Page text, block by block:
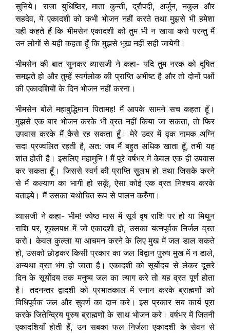
सुनिये। राजा युधिष्ठिर, माता कुन्ती, द्रौपदी, अर्जुन, नकुल और
सहदेव, ये एकादशी को कभी भोजन नहीं करते तथा मुझसे भी हमेशा
यही कहते हैं कि भीमसेन एकादशी को तुम भी न खाया करो परन्तु मैं
उन लोगों से यही कहता हूँ कि मुझसे भूख नहीं सही जायेगी।
भीमसेन की बात सुनकर व्यासजी ने कहा- यदि तुम नरक को दूषित
समझते हो और तुम्हें स्वर्गलोक की प्राप्ति अभीष्ट है और तो दोनों पक्षों
की एकादशियों के दिन भोजन नहीं करना।
भीमसेन बोले महाबुद्धिमान पितामह! मैं आपके सामने सच कहता हूँ।
मुझसे एक बार भोजन करके भी व्रत नहीं किया जा सकता, तो फिर
उपवास करके मैं कैसे रह सकता हूँ। मेरे उदर में वृक नामक अग्नि
सदा प्रज्वलित रहती है, अत: जब मैं बहुत अधिक खाता हूँ, तभी यह
शांत होती है। इसलिए महामुनि ! मैं पूरे वर्षभर में केवल एक ही उपवास
कर सकता हूँ। जिससे स्वर्ग की प्राप्ति सुलभ हो तथा जिसके करने
से मैं कल्याण का भागी हो सकूँ, ऐसा कोई एक व्रत निश्चय करके
बताइये। मैं उसका यथोचित रूप से पालन करुँगा।
व्यासजी ने कहा- भीम! ज्येष्ठ मास में सूर्य वृष राशि पर हो या मिथुन
राशि पर, शुक्लपक्ष में जो एकादशी हो, उसका यत्नपूर्वक निर्जल व्रत
करो। केवल कुल्ला या आचमन करने के लिए मुख में जल डाल सकते
हो, उसको छोड़कर किसी प्रकार का जल विद्वान पुरुष मुख में न डाले,
अन्यथा व्रत भंग हो जाता है। एकादशी को सूर्योदय से लेकर दूसरे
दिन के सूर्योदय तक मनुष्य जल का त्याग करे तो यह व्रत पूर्ण होता
है। तदनन्तर द्वादशी को प्रभातकाल में स्नान करके ब्राह्मणों को
विधिपूर्वक जल और सुवर्ण का दान करे। इस प्रकार सब कार्य पूरा
करके जितेन्द्रिय पुरुष ब्राह्मणों के साथ भोजन करे। वर्षभर में जितनी
एकादशियाँ होती हैं, उन सबका फल निर्जला एकादशी के सेवन से